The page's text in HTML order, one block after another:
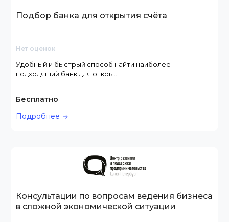
Подбор банка для открытия счёта
Нет оценок
Удобный и быстрый способ найти наиболее
подходящий банк для откры..
Бесплатно
Подробнее
Консультации по вопросам ведения бизнеса
в сложной экономической ситуации